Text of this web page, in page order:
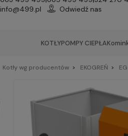
info@499.pl
Odwiedź nas
KOTŁYPOMPY CIEPŁA
Kotły wg producentów EKOGREŃ